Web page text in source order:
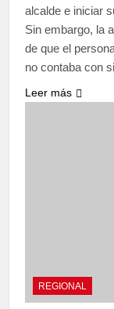
alcalde e iniciar
Sin embargo, la
de que el
no contaba con
Leer más
REGIONAL